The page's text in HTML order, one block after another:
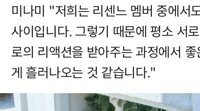
미나미 "저희는 리센느 멤버 중에서
사이입니다. 그렇기 때문에 평소 서
로의 리액션을 받아주는 과정에서
게 흘러나오는 것 같습니다."